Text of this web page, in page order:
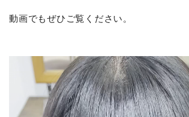
動画でもぜひご覧ください。